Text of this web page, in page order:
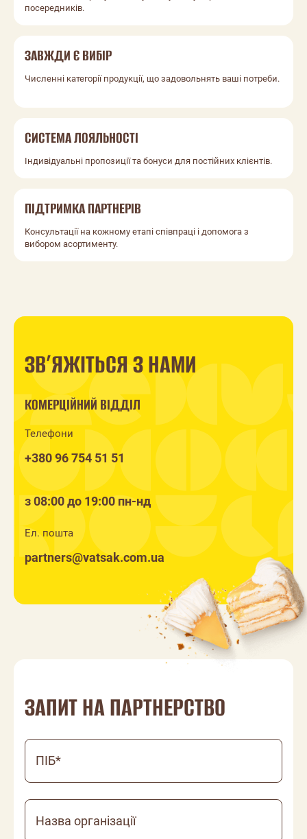
посередників.
ЗАВЖДИ Є ВИБІР
Численні категорії продукції, що задовольнять ваші потреби.
СИСТЕМА ЛОЯЛЬНОСТІ
Індивідуальні пропозиції та бонуси для постійних клієнтів.
ПІДТРИМКА ПАРТНЕРІВ
Консультації на кожному етапі співпраці і допомога з
вибором асортименту.
ЗВ’ЯЖІТЬСЯ З НАМИ
КОМЕРЦІЙНИЙ ВІДДІЛ
Телефони
+380 96 754 51 51
з 08:00 до 19:00 пн-нд
Ел. пошта
partners@vatsak.com.ua
ЗАПИТ НА ПАРТНЕРСТВО
ПІБ*
Назва організації